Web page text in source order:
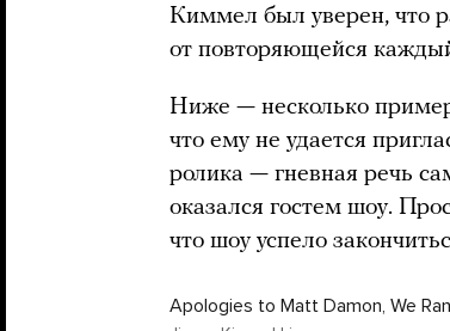
Киммел был уверен, что
от повторяющейся
Ниже — несколько
что ему не удается
ролика — гневная речь
оказался гостем шоу.
что шоу успело
Apologies to Matt Damon, We